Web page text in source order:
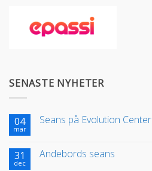
SENASTE NYHETER
04
mar
Seans på Evolution Center
31
dec
Andebords seans